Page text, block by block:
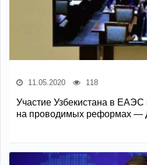
11.05.2020 118
Участие Узбекистана в ЕАЭС
на проводимых реформах —